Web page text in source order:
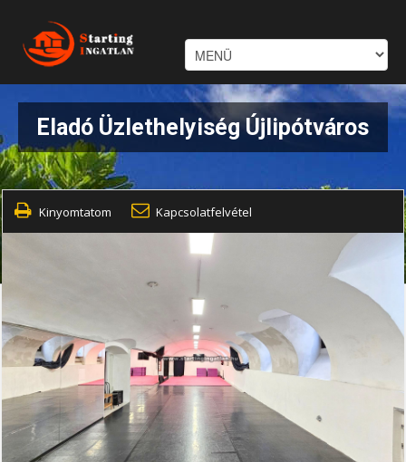
Eladó Üzlethelyiség Újlipótváros
Kinyomtatom Kapcsolatfelvétel